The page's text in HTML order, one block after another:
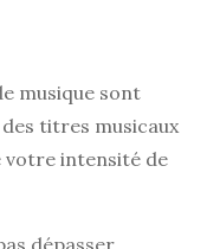
musique sont
titres musicaux
votre intensité de
dépasser